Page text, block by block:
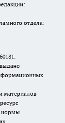
отдела:
материалов
нормы